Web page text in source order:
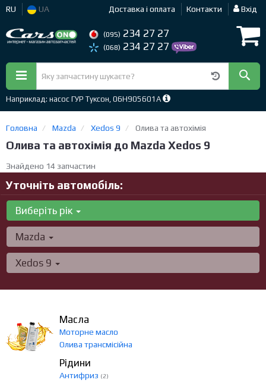
RU UA Доставка і оплата Контакти Вхід
(095) 234 27 27
(068) 234 27 27
Наприклад: насос ГУР Туксон, 06H905601A
Головна Mazda Xedos 9 Олива та автохімія
Олива та автохімія до Mazda Xedos 9
Знайдено 14 запчастин
Уточніть автомобіль:
Виберіть рік
Mazda
Xedos 9
Масла
Моторне масло
Олива трансмісійна
Рідини
Антифриз (2)